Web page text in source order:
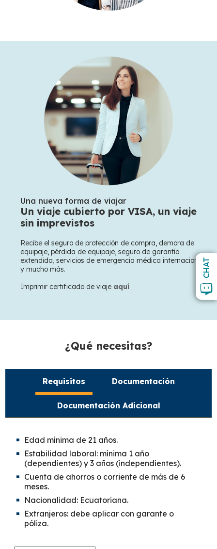
CHAT
Una nueva forma de viajar
Un viaje cubierto por VISA, un viaje
sin imprevistos
Recibe el seguro de protección de compra, demora de
equipaje, pérdida de equipaje, seguro de garantía
extendida, servicios de emergencia médica internacional
y mucho más.
Imprimir certificado de viaje aquí
¿Qué necesitas?
Requisitos Documentación
Documentación Adicional
Edad mínima de 21 años.
Estabilidad laboral: mínima 1 año
(dependientes) y 3 años (independientes).
Cuenta de ahorros o corriente de más de 6
meses.
Nacionalidad: Ecuatoriana.
Extranjeros: debe aplicar con garante o
póliza.